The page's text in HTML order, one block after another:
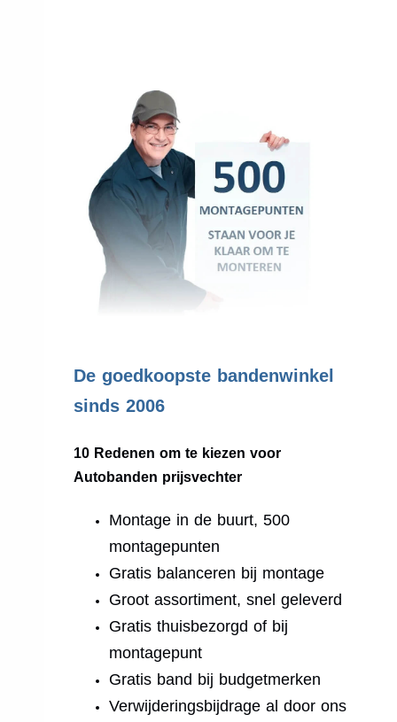
De goedkoopste bandenwinkel
sinds 2006
10 Redenen om te kiezen voor
Autobanden prijsvechter
Montage in de buurt, 500
montagepunten
Gratis balanceren bij montage
Groot assortiment, snel geleverd
Gratis thuisbezorgd of bij
montagepunt
Gratis band bij budgetmerken
Verwijderingsbijdrage al door ons